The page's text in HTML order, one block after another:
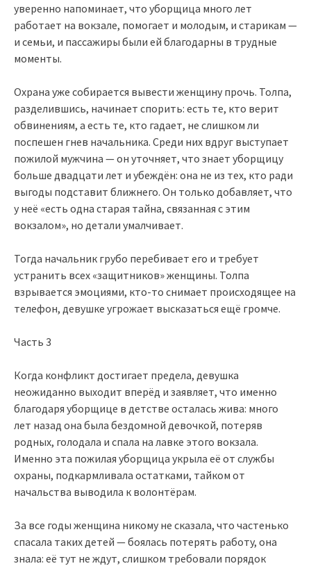
уверенно напоминает, что уборщица много лет
работает на вокзале, помогает и молодым, и старикам —
и семьи, и пассажиры были ей благодарны в трудные
моменты.
Охрана уже собирается вывести женщину прочь. Толпа,
разделившись, начинает спорить: есть те, кто верит
обвинениям, а есть те, кто гадает, не слишком ли
поспешен гнев начальника. Среди них вдруг выступает
пожилой мужчина — он уточняет, что знает уборщицу
больше двадцати лет и убеждён: она не из тех, кто ради
выгоды подставит ближнего. Он только добавляет, что
у неё «есть одна старая тайна, связанная с этим
вокзалом», но детали умалчивает.
Тогда начальник грубо перебивает его и требует
устранить всех «защитников» женщины. Толпа
взрывается эмоциями, кто-то снимает происходящее на
телефон, девушке угрожает высказаться ещё громче.
Часть 3
Когда конфликт достигает предела, девушка
неожиданно выходит вперёд и заявляет, что именно
благодаря уборщице в детстве осталась жива: много
лет назад она была бездомной девочкой, потеряв
родных, голодала и спала на лавке этого вокзала.
Именно эта пожилая уборщица укрыла её от службы
охраны, подкармливала остатками, тайком от
начальства выводила к волонтёрам.
За все годы женщина никому не сказала, что частенько
спасала таких детей — боялась потерять работу, она
знала: её тут не ждут, слишком требовали порядок